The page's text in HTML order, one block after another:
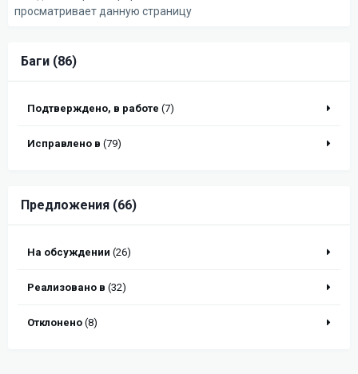
просматривает данную страницу
Баги (86)
Подтверждено, в работе (7)
Исправлено в (79)
Предложения (66)
На обсуждении (26)
Реализовано в (32)
Отклонено (8)